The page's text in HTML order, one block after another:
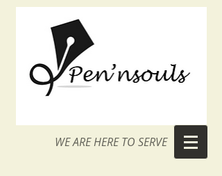
WE ARE HERE TO SERVE